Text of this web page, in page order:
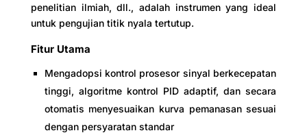
penelitian ilmiah, dll., adalah instrumen yang ideal
untuk pengujian titik nyala tertutup.
Fitur Utama
Mengadopsi kontrol prosesor sinyal berkecepatan
tinggi, algoritme kontrol PID adaptif, dan secara
otomatis menyesuaikan kurva pemanasan sesuai
dengan persyaratan standar